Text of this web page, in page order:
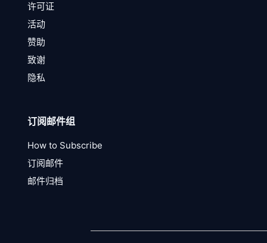
许可证
活动
赞助
致谢
隐私
订阅邮件组
How to Subscribe
订阅邮件
邮件归档